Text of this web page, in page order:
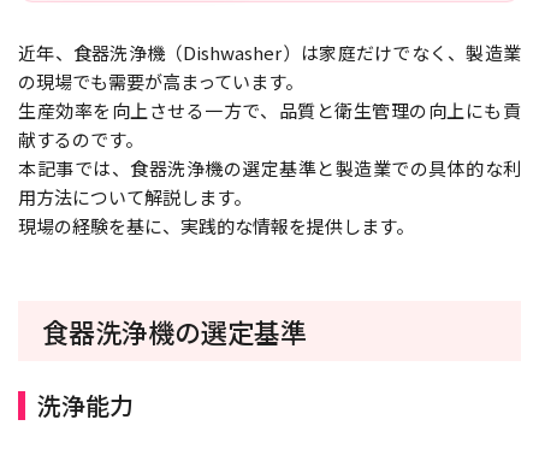
近年、食器洗浄機（Dishwasher）は家庭だけでなく、製造業
の現場でも需要が高まっています。
生産効率を向上させる一方で、品質と衛生管理の向上にも貢
献するのです。
本記事では、食器洗浄機の選定基準と製造業での具体的な利
用方法について解説します。
現場の経験を基に、実践的な情報を提供します。
食器洗浄機の選定基準
洗浄能力